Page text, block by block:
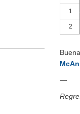
1
2
—